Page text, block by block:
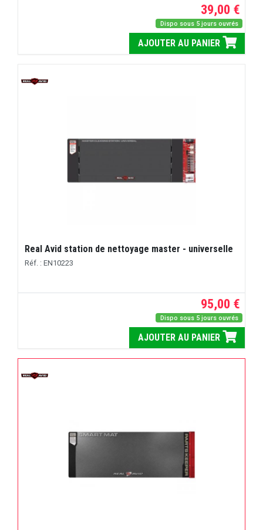
39,00 €
Dispo sous 5 jours ouvrés
AJOUTER AU PANIER
Real Avid station de nettoyage master - universelle
Réf. : EN10223
95,00 €
Dispo sous 5 jours ouvrés
AJOUTER AU PANIER